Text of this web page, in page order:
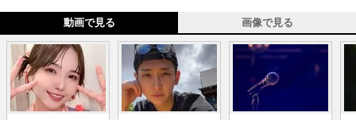
動画で見る 画像で見る